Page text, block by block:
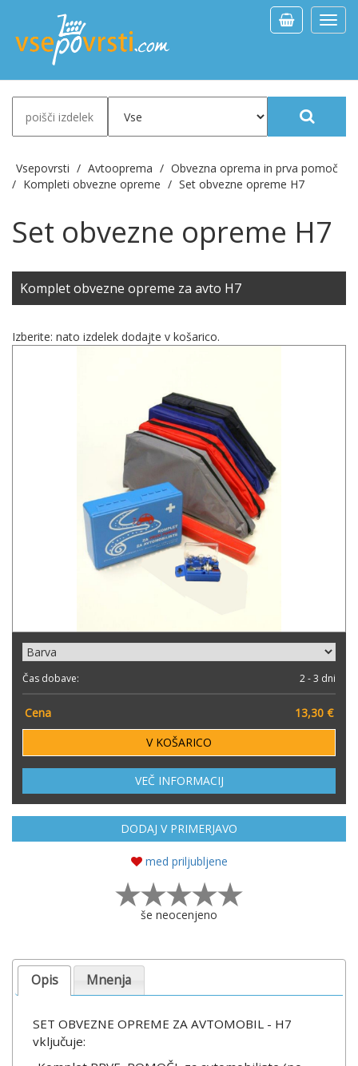
Vsepovrsti / Avtooprema / Obvezna oprema in prva pomoč
/ Kompleti obvezne opreme / Set obvezne opreme H7
Set obvezne opreme H7
Komplet obvezne opreme za avto H7
Izberite: nato izdelek dodajte v košarico.
Čas dobave: 2 - 3 dni
Cena 13,30 €
VEČ INFORMACIJ
DODAJ V PRIMERJAVO
med priljubljene
še neocenjeno
Opis Mnenja
SET OBVEZNE OPREME ZA AVTOMOBIL - H7
vključuje:
Vse